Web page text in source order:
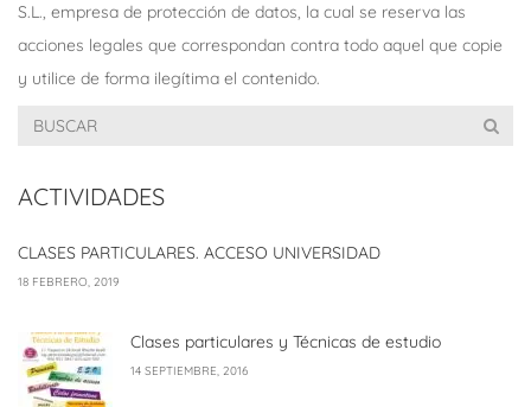
S.L., empresa de protección de datos, la cual se reserva las
acciones legales que correspondan contra todo aquel que copie
y utilice de forma ilegítima el contenido.
ACTIVIDADES
CLASES PARTICULARES. ACCESO UNIVERSIDAD
18 FEBRERO, 2019
Clases particulares y Técnicas de estudio
14 SEPTIEMBRE, 2016